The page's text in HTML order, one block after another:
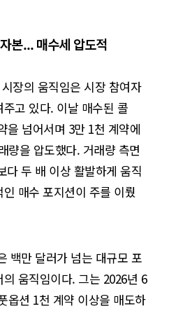
본... 매수세 압도적
장의 움직임은 시장 참여자
고 있다. 이날 매수된 콜
을 넘어서며 3만 1천 계약에
량을 압도했다. 거래량 측면
다 두 배 이상 활발하게 움직
매수 포지션이 주를 이뤘
백만 달러가 넘는 대규모 포
움직임이다. 그는 2026년 6
옵션 1천 계약 이상을 매도하